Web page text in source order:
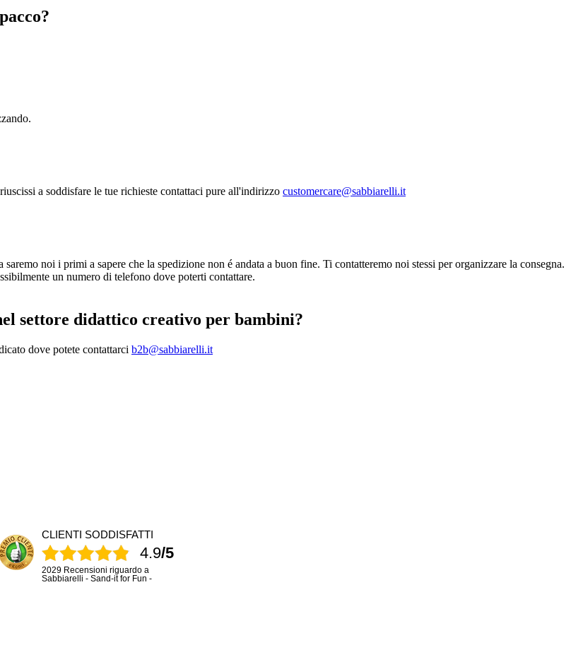
a soddisfare le tue richieste contattaci pure all'indirizzo customercare@sabbiarelli.it
noi i primi a sapere che la spedizione non é andata a buon fine. Ti contatteremo noi stessi per organizzare la consegna.
un numero di telefono dove poterti contattare.
settore didattico creativo per bambini?
dove potete contattarci b2b@sabbiarelli.it
CLIENTI SODDISFATTI
4.9/5
2029 Recensioni riguardo a
Sabbiarelli - Sand-it for Fun -